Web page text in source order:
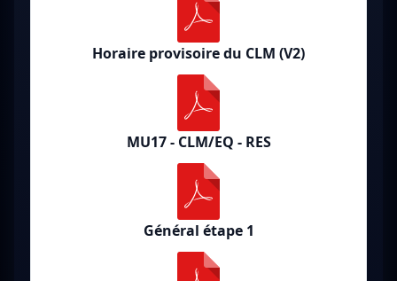
Horaire provisoire du CLM (V2)
MU17 - CLM/EQ - RES
Général étape 1